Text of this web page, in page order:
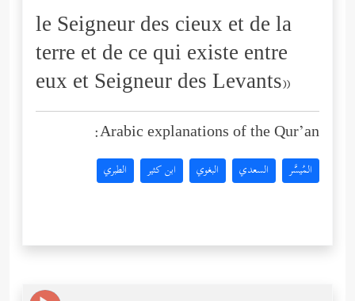
le Seigneur des cieux et de la
terre et de ce qui existe entre
eux et Seigneur des Levants»
Arabic explanations of the Qur’an:
المُيسَّر السعدي البغوي ابن كثير الطبري